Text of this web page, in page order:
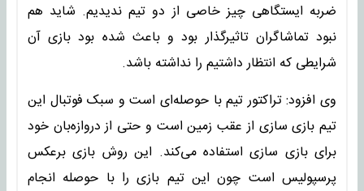
ضربه ایستگاهی چیز خاصی از دو تیم ندیدیم. شاید هم
نبود تماشاگران تاثیرگذار بود و باعث شده بود بازی آن
شرایطی که انتظار داشتیم را نداشته باشد.
وی افزود: تراکتور تیم با حوصله‌ای است و سبک فوتبال این
تیم بازی سازی از عقب زمین است و حتی از دروازه‌بان خود
برای بازی سازی استفاده ‌می‌کند. این روش بازی برعکس
پرسپولیس است چون این تیم بازی را با حوصله انجام